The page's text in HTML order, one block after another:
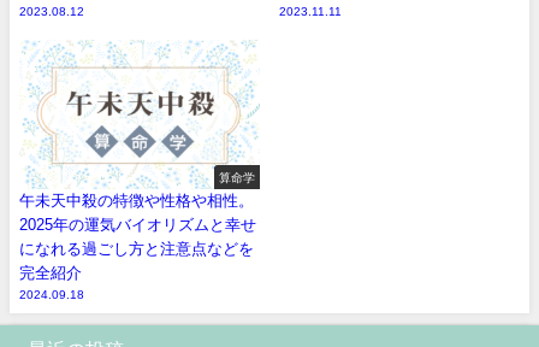
2023.08.12 2023.11.11
算命学
午未天中殺の特徴や性格や相性。
2025年の運気バイオリズムと幸せ
になれる過ごし方と注意点などを
完全紹介
2024.09.18